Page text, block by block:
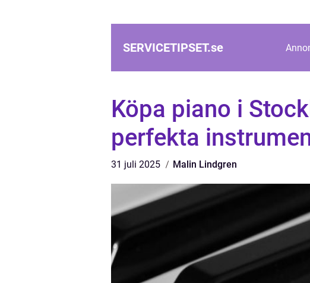
SERVICETIPSET.se
Köpa piano i
perfekta
31 juli 2025 Malin Lindgren